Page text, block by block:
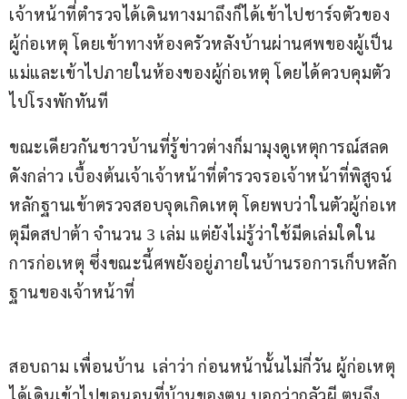
เจ้าหน้าที่ตำรวจได้เดินทางมาถึงก็ได้เข้าไปชาร์จตัวของ
ผู้ก่อเหตุ โดยเข้าทางห้องครัวหลังบ้านผ่านศพของผู้เป็น
แม่และเข้าไปภายในห้องของผู้ก่อเหตุ โดยได้ควบคุมตัว
ไปโรงพักทันที
ขณะเดียวกันชาวบ้านที่รู้ข่าวต่างก็มามุงดูเหตุการณ์สลด
ดังกล่าว เบื้องต้นเจ้าเจ้าหน้าที่ตำรวจรอเจ้าหน้าที่พิสูจน์
หลักฐานเข้าตรวจสอบจุดเกิดเหตุ โดยพบว่าในตัวผู้ก่อเห
ตุมีดสปาต้า จำนวน 3 เล่ม แต่ยังไม่รู้ว่าใช้มีดเล่มใดใน
การก่อเหตุ ซึ่งขณะนี้ศพยังอยู่ภายในบ้านรอการเก็บหลัก
ฐานของเจ้าหน้าที่
สอบถาม เพื่อนบ้าน  เล่าว่า ก่อนหน้านั้นไม่กี่วัน ผู้ก่อเหตุ